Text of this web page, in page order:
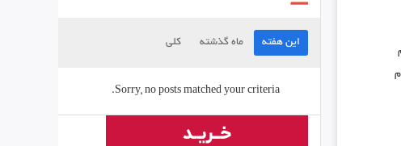
این هفته ماه گذشته کلی
Sorry, no posts matched your criteria.